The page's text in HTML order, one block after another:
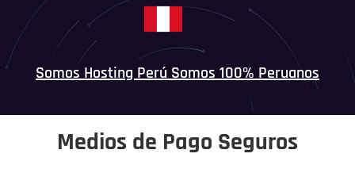
Somos Hosting Perú Somos 100% Peruanos
Medios de Pago Seguros